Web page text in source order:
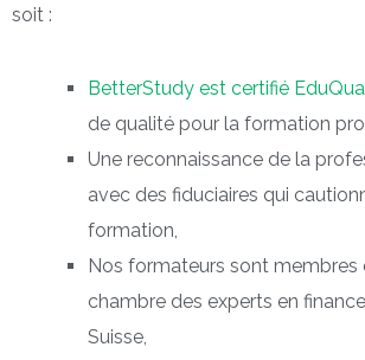
soit :
BetterStudy est certifié EduQua
de qualité pour la formation
Une reconnaissance de la
avec des fiduciaires qui
formation,
Nos formateurs sont membres
chambre des experts en
Suisse,